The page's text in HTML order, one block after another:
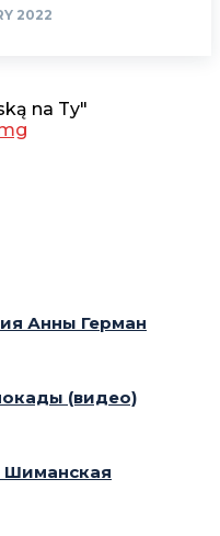
2022
na Ty"
Анны Герман
(видео)
Шиманская